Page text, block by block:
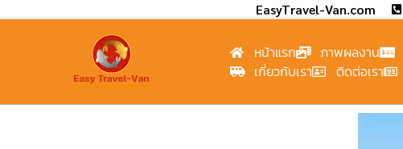
EasyTravel-Van.com
หน้าแรก ภาพผลงาน
เกี่ยวกับเรา
ติดต่อเรา